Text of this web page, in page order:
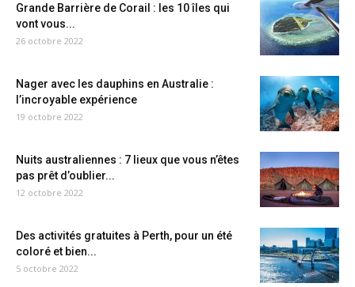
Grande Barrière de Corail : les 10 îles qui
vont vous...
26 octobre 2022
Nager avec les dauphins en Australie :
l’incroyable expérience
19 octobre 2022
Nuits australiennes : 7 lieux que vous n’êtes
pas prêt d’oublier...
12 octobre 2022
Des activités gratuites à Perth, pour un été
coloré et bien...
5 octobre 2022